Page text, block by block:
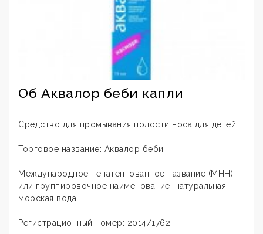
Об Аквалор беби капли
Средство для промывания полости носа для детей.
Торговое название: Аквалор беби
Международное непатентованное название (МНН)
или группировочное наименование: натуральная
морская вода
Регистрационный номер: 2014/1762